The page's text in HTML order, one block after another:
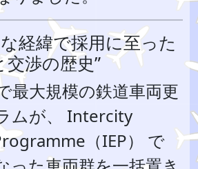
経緯で採用に至った
渉の歴史”
最大規模の鉄道車両更
ムが、 Intercity
（IEP） で